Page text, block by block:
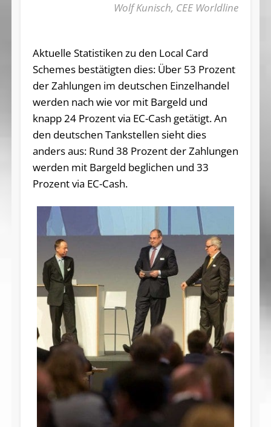
Wolf Kunisch, CEE Worldline
Aktuelle Statistiken zu den Local Card
Schemes bestätigten dies: Über 53 Prozent
der Zahlungen im deutschen Einzelhandel
werden nach wie vor mit Bargeld und
knapp 24 Prozent via EC-Cash getätigt. An
den deutschen Tankstellen sieht dies
anders aus: Rund 38 Prozent der Zahlungen
werden mit Bargeld beglichen und 33
Prozent via EC-Cash.